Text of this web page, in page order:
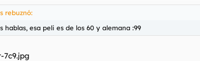
rebuznó:
hablas, esa peli es de los 60 y alemana :99